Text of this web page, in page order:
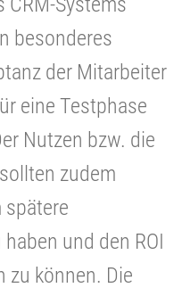
besonderes
der Mitarbeiter
eine Testphase
Nutzen bzw. die
zudem
spätere
und den ROI
zu können. Die